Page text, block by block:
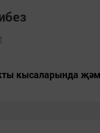
кысаларында